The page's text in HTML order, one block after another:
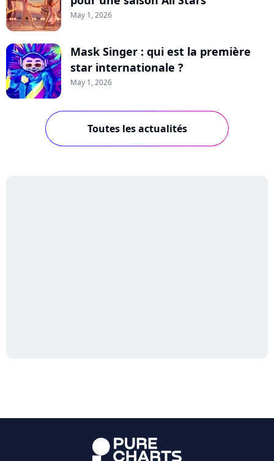
May 1, 2026
Mask Singer : qui est la première
star internationale ?
May 1, 2026
Toutes les actualités